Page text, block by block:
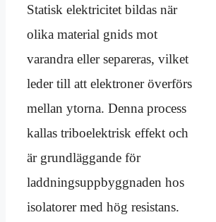
Statisk elektricitet bildas när
olika material gnids mot
varandra eller separeras, vilket
leder till att elektroner överförs
mellan ytorna. Denna process
kallas triboelektrisk effekt och
är grundläggande för
laddningsuppbyggnaden hos
isolatorer med hög resistans.